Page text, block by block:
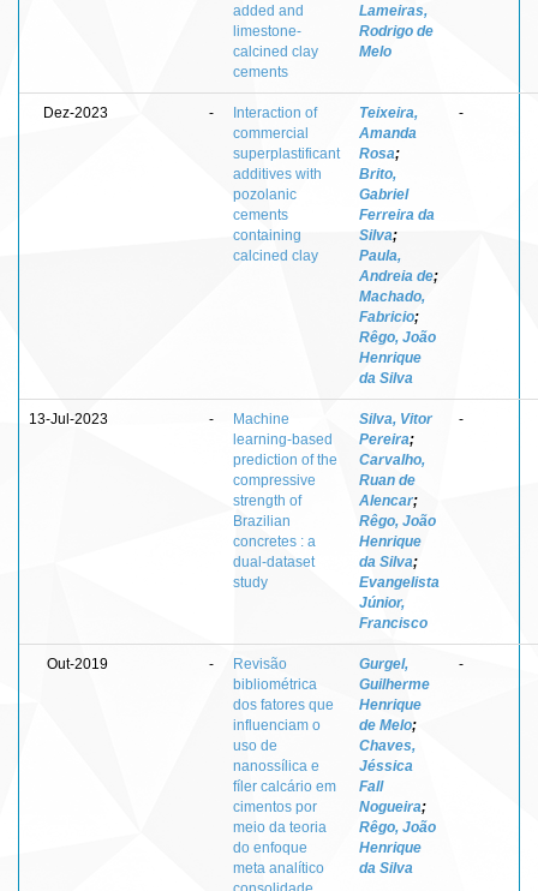
added and
limestone-
calcined clay
cements
Lameiras,
Rodrigo de
Melo
Dez-2023 -
Interaction of
commercial
superplastificant
additives with
pozolanic
cements
containing
calcined clay
Teixeira,
Amanda
Rosa;
Brito,
Gabriel
Ferreira da
Silva;
Paula,
Andreia de;
Machado,
Fabricio;
Rêgo, João
Henrique
da Silva
-
13-Jul-2023 -
Machine
learning-based
prediction of the
compressive
strength of
Brazilian
concretes : a
dual-dataset
study
Silva, Vitor
Pereira;
Carvalho,
Ruan de
Alencar;
Rêgo, João
Henrique
da Silva;
Evangelista
Júnior,
Francisco
-
Out-2019 -
Revisão
bibliométrica
dos fatores que
influenciam o
uso de
nanossílica e
fíler calcário em
cimentos por
meio da teoria
do enfoque
meta analítico
Gurgel,
Guilherme
Henrique
de Melo;
Chaves,
Jéssica
Fall
Nogueira;
Rêgo, João
Henrique
da Silva
-